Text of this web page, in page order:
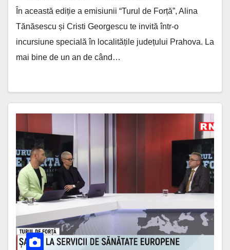
În această ediție a emisiunii “Turul de Forță”, Alina
Tănăsescu și Cristi Georgescu te invită într-o
incursiune specială în localitățile județului Prahova. La
mai bine de un an de când…